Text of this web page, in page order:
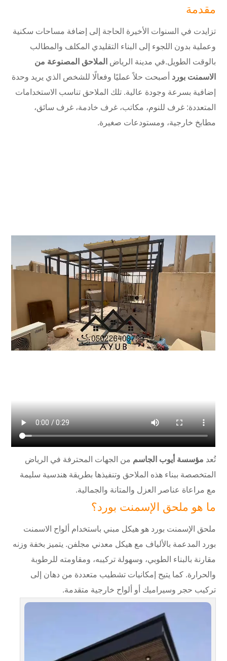
مقدمة
تزايدت في السنوات الأخيرة الحاجة إلى إضافة مساحات سكنية
وعملية بدون اللجوء إلى البناء التقليدي المكلف والمطالب
بالوقت الطويل.في مدينة الرياض الملاحق المصنوعة من
الاسمنت بورد أصبحت حلاً عمليًا وفعالًا للشخص الذي يريد وحدة
إضافية بسرعة وجودة عالية. تلك الملاحق تناسب الاستخدامات
المتعددة: غرف للنوم، مكاتب، غرف خادمة، غرف سائق،
مطابخ خارجية، ومستودعات صغيرة.
تُعد مؤسسة أيوب الجاسم من الجهات المحترفة في الرياض
المتخصصة ببناء هذه الملاحق وتنفيذها بطريقة هندسية سليمة
مع مراعاة عناصر العزل والمتانة والجمالية.
ما هو ملحق الإسمنت بورد؟
ملحق الإسمنت بورد هو هيكل مبني باستخدام ألواح الاسمنت
بورد المدعمة بالألياف مع هيكل معدني مجلفن. يتميز بخفة وزنه
مقارنة بالبناء الطوبي، وسهولة تركيبه، ومقاومته للرطوبة
والحرارة. كما يتيح إمكانيات تشطيب متعددة من دهان إلى
تركيب حجر وسيراميك أو ألواح خارجية متقدمة.